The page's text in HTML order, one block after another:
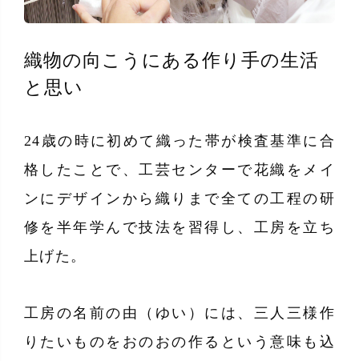
織物の向こうにある作り手の生活
と思い
24歳の時に初めて織った帯が検査基準に合
格したことで、工芸センターで花織をメイ
ンにデザインから織りまで全ての工程の研
修を半年学んで技法を習得し、工房を立ち
上げた。
工房の名前の由（ゆい）には、三人三様作
りたいものをおのおの作るという意味も込